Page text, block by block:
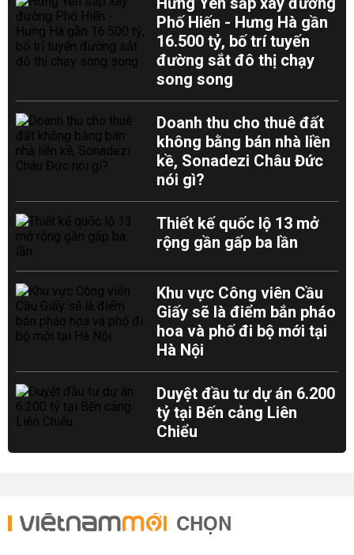
Phố Hiến - Hưng Hà gần
16.500 tỷ, bố trí tuyến
đường sắt đô thị chạy
song song
Doanh thu cho thuê đất
không bằng bán nhà liền
kề, Sonadezi Châu Đức
nói gì?
Thiết kế quốc lộ 13 mở
rộng gần gấp ba lần
Khu vực Công viên Cầu
Giấy sẽ là điểm bắn pháo
hoa và phố đi bộ mới tại
Hà Nội
Duyệt đầu tư dự án 6.200
tỷ tại Bến cảng Liên
Chiểu
CHỌN